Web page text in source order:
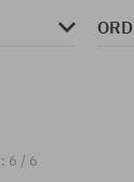
6 / 6